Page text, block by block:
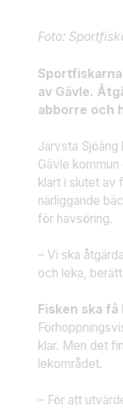
Foto:
av Gävle.
abborre och
Järvsta Sjöäng
Gävle
klart i slutet av
närliggande
för havsöring.
– Vi ska
och leka,
Fisken ska
klar. Men det
lekområdet.
– För att